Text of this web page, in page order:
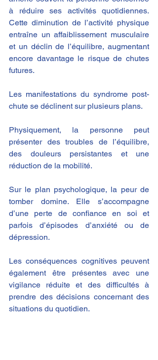
à réduire ses activités quotidiennes.
Cette diminution de l’activité physique
entraîne un affaiblissement musculaire
et un déclin de l’équilibre, augmentant
encore davantage le risque de chutes
futures.
Les manifestations du syndrome post-
chute se déclinent sur plusieurs plans.
Physiquement, la personne peut
présenter des troubles de l’équilibre,
des douleurs persistantes et une
réduction de la mobilité.
Sur le plan psychologique, la peur de
tomber domine. Elle s’accompagne
d’une perte de confiance en soi et
parfois d’épisodes d’anxiété ou de
dépression.
Les conséquences cognitives peuvent
également être présentes avec une
vigilance réduite et des difficultés à
prendre des décisions concernant des
situations du quotidien.